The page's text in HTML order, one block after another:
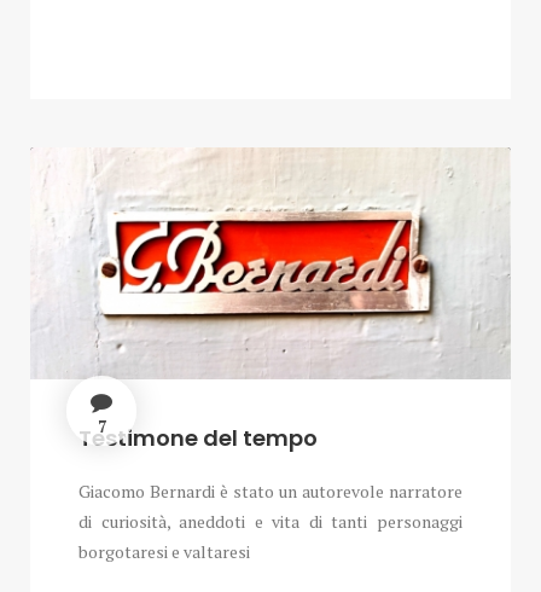
7
Testimone del tempo
Giacomo Bernardi è stato un autorevole narratore
di curiosità, aneddoti e vita di tanti personaggi
borgotaresi e valtaresi